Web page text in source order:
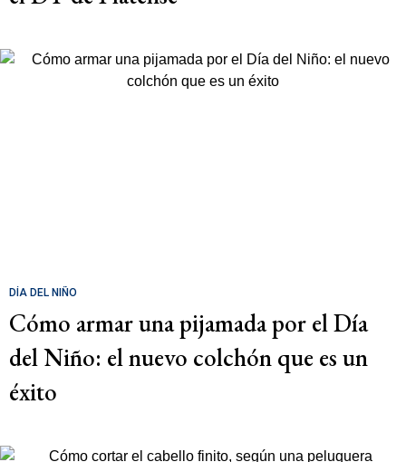
DÍA DEL NIÑO
Cómo armar una pijamada por el Día
del Niño: el nuevo colchón que es un
éxito